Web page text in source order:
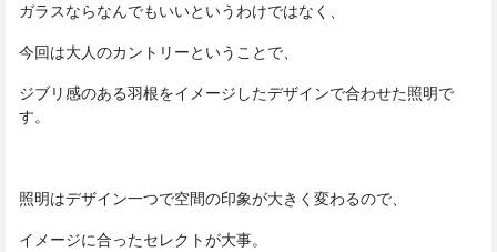
ガラスならなんでもいいというわけではなく、
今回は大人のカントリーということで、
ジブリ感のある羽根をイメージしたデザインで合わせた照明で
す。
照明はデザイン一つで空間の印象が大きく変わるので、
イメージに合ったセレクトが大事。